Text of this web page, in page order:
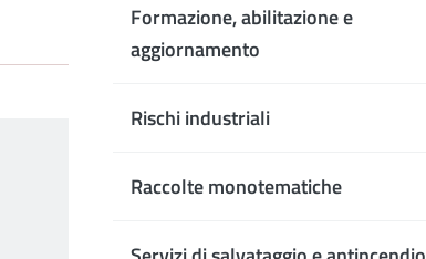
Formazione, abilitazione e
aggiornamento
Rischi industriali
Raccolte monotematiche